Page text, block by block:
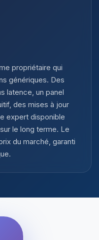
propriétaire qui
génériques. Des
latence, un panel
des mises à jour
expert disponible
le long terme. Le
du marché, garanti